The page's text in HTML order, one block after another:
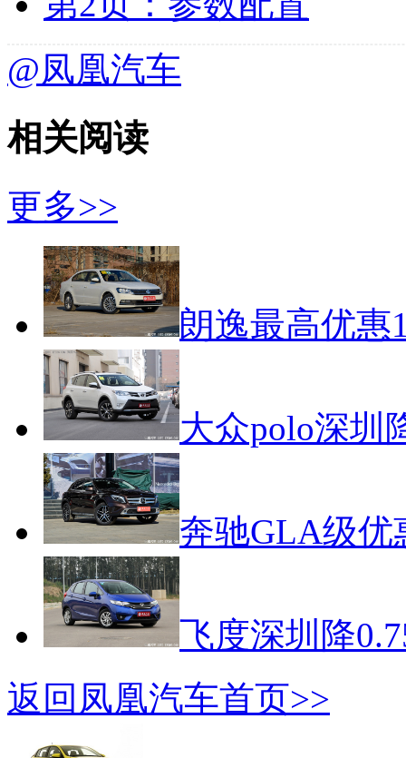
@凤凰汽车
相关阅读
更多>>
朗逸最高优惠
大众polo深圳
奔驰GLA级优
飞度深圳降
返回凤凰汽车首页>>